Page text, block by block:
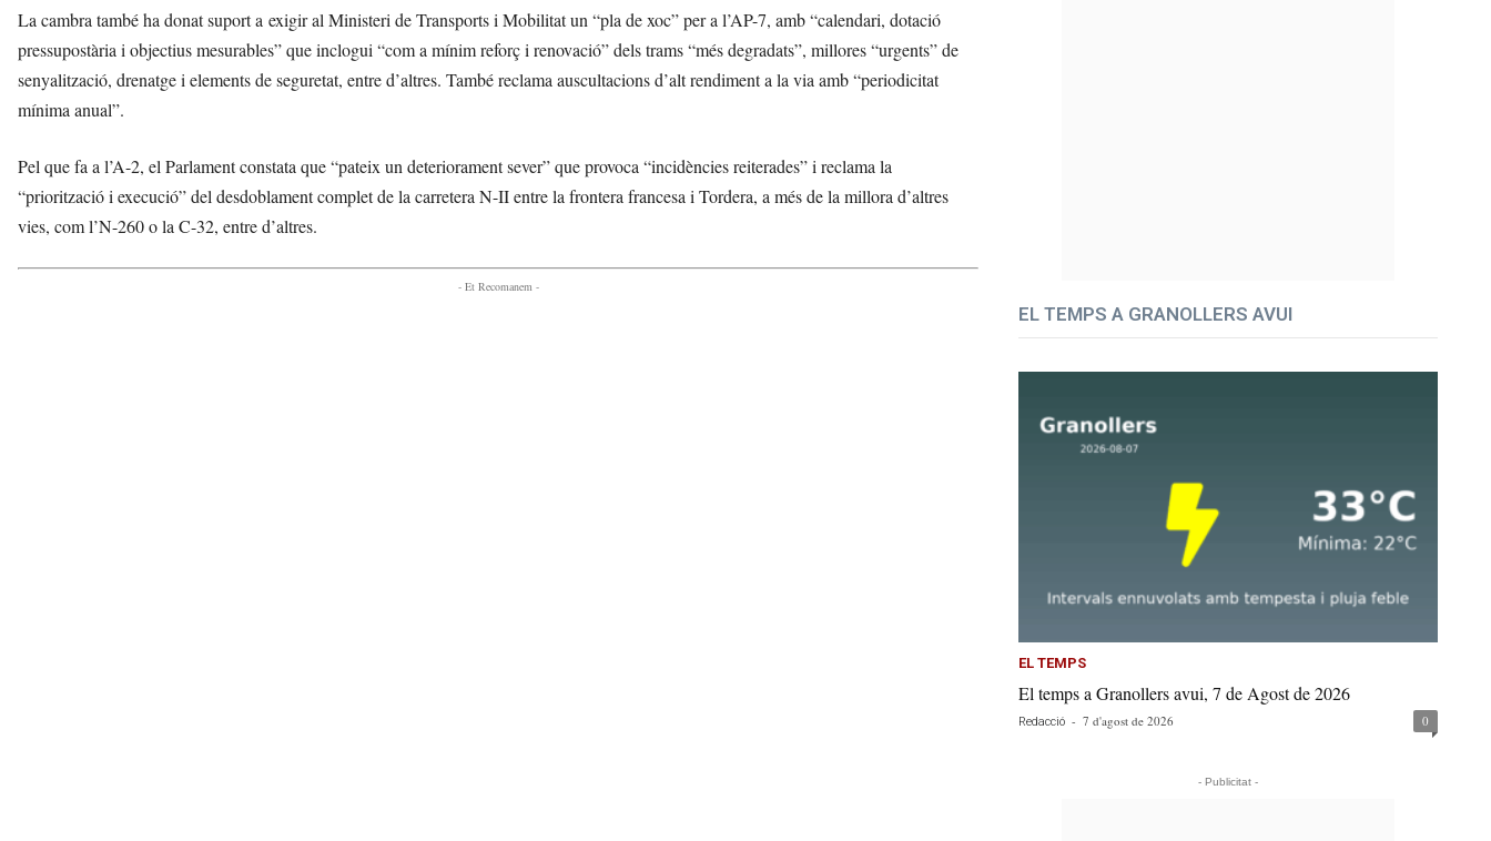
La cambra també ha donat suport a exigir al Ministeri de Transports i Mobilitat un “pla de xoc” per a l’AP-7, amb “calendari, dotació
pressupostària i objectius mesurables” que inclogui “com a mínim reforç i renovació” dels trams “més degradats”, millores “urgents” de
senyalització, drenatge i elements de seguretat, entre d’altres. També reclama auscultacions d’alt rendiment a la via amb “periodicitat
mínima anual”.
Pel que fa a l’A-2, el Parlament constata que “pateix un deteriorament sever” que provoca “incidències reiterades” i reclama la
“priorització i execució” del desdoblament complet de la carretera N-II entre la frontera francesa i Tordera, a més de la millora d’altres
vies, com l’N-260 o la C-32, entre d’altres.
- Et Recomanem -
EL TEMPS A GRANOLLERS AVUI
EL TEMPS
El temps a Granollers avui, 7 de Agost de 2026
Redacció - 7 d'agost de 2026 0
- Publicitat -